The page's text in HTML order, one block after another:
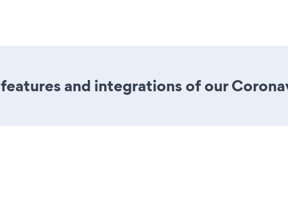
and integrations of our